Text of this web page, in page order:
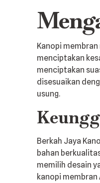
Kanopi
menciptakan
menciptakan
disesuaikan
usung.
Berkah Jaya
bahan
memilih desain
kanopi membran